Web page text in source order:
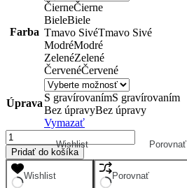
Farba
ČierneČierne
BieleBiele
Tmavo SivéTmavo Sivé
ModréModré
ZelenéZelené
ČervenéČervené
Úprava S gravírovanímS gravírovaním
Bez úpravyBez úpravy
Vymazať
Pridať do košíka
Wishlist
Wishlist
Porovnať
Porovnať